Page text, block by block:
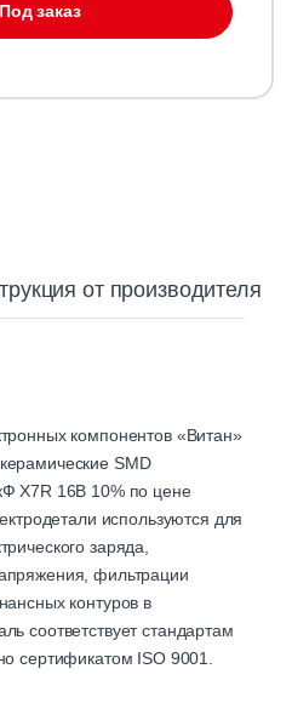
Под заказ
от производителя
компонентов «Витан»
SMD
X7R 16В 10% по цене
используются для
заряда,
фильтрации
контуров в
соответствует стандартам
сертификатом ISO 9001.